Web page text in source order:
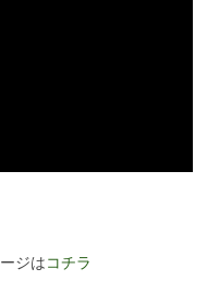
ジはコチラ